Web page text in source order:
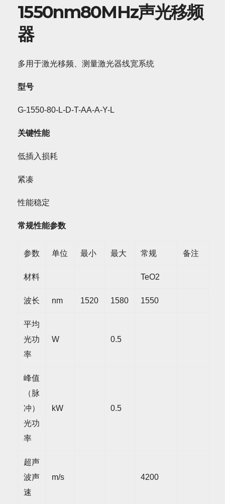
quantity
1550nm80MHz声光移频
器
多用于激光移频、测量激光器线宽系统
型号
G-1550-80-L-D-T-AA-A-Y-L
关键性能
低插入损耗
紧凑
性能稳定
常规性能参数
参数 单位 最小 最大 常规 备注
材料 TeO2
波长 nm 1520 1580 1550
平均
光功
率
W 0.5
峰值
（脉
冲）
光功
率
kW 0.5
超声
波声
速
m/s 4200